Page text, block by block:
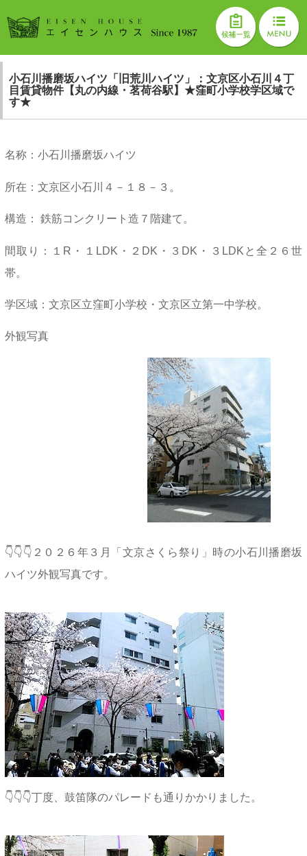
小石川播磨坂ハイツ「旧荒川ハイツ」：文京区小石川４丁
目賃貸物件【丸の内線・茗荷谷駅】★窪町小学校学区域で
す★
名称：小石川播磨坂ハイツ
所在：文京区小石川４－１８－３。
構造： 鉄筋コンクリート造７階建て。
間取り：１R・１LDK・２DK・３DK・３LDKと全２６世
帯。
学区域：文京区立窪町小学校・文京区立第一中学校。
外観写真
👇👇👇２０２６年３月「文京さくら祭り」時の小石川播磨坂
ハイツ外観写真です。
👇👇👇丁度、鼓笛隊のパレードも通りかかりました。